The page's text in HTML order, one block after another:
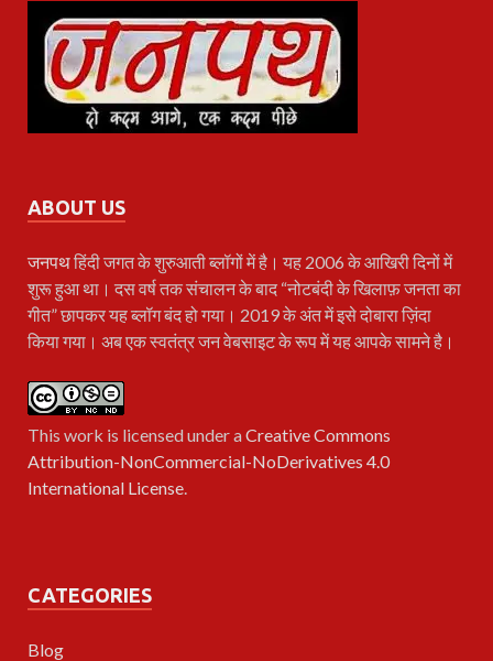
ABOUT US
जनपथहिंदी जगत के शुरुआती ब्लॉगों में है। यह 2006 के आखिरी दिनों में
शुरू हुआ था। दस वर्ष तक संचालन के बाद “नोटबंदी के खिलाफ़ जनता का
गीत” छापकर यह ब्लॉग बंद हो गया। 2019 के अंत में इसे दोबारा ज़िंदा
किया गया। अब एक स्वतंत्र जन वेबसाइट के रूप में यह आपके सामने है।
This work is licensed under aCreative Commons
Attribution-NonCommercial-NoDerivatives 4.0
International License.
CATEGORIES
Blog